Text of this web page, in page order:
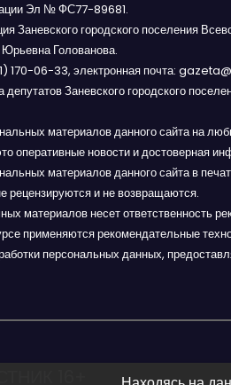
Эл № ФС77-89681.
Заневского городского поселения
Голованова.
170-06-33, электронная почта:
Заневского городского
материалов данного сайта на
оперативные новости и достоверная
материалов данного сайта в
рецензируются и не возвращаются.
материалов несет ответственность
применяются рекомендательные
персональных данных,